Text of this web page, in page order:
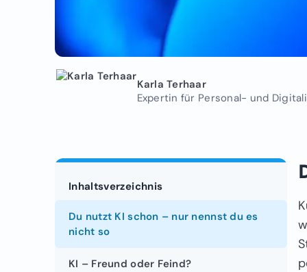
Karla Terhaar
Expertin für Personal- und
Inhaltsverzeichnis
Du nutzt KI schon – nur nennst du es
nicht so
KI – Freund oder Feind?